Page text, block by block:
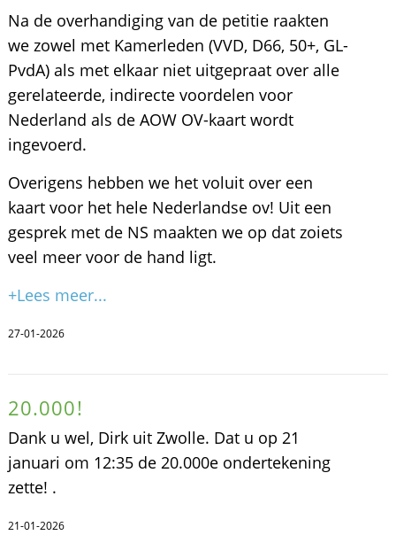
Na de overhandiging van de petitie raakten
we zowel met Kamerleden (VVD, D66, 50+, GL-
PvdA) als met elkaar niet uitgepraat over alle
gerelateerde, indirecte voordelen voor
Nederland als de AOW OV-kaart wordt
ingevoerd.
Overigens hebben we het voluit over een
kaart voor het hele Nederlandse ov! Uit een
gesprek met de NS maakten we op dat zoiets
veel meer voor de hand ligt.
+Lees meer...
27-01-2026
20.000!
Dank u wel, Dirk uit Zwolle. Dat u op 21
januari om 12:35 de 20.000e ondertekening
zette! .
21-01-2026